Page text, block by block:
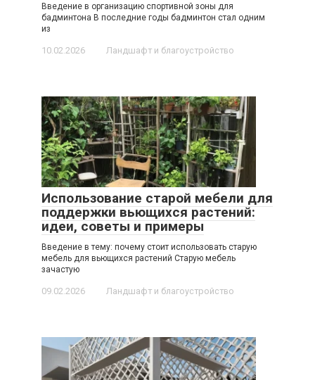
Введение в организацию спортивной зоны для
бадминтона В последние годы бадминтон стал одним
из
10.02.2026 Ландшафт и благоустройство
Использование старой мебели для
поддержки вьющихся растений:
идеи, советы и примеры
Введение в тему: почему стоит использовать старую
мебель для вьющихся растений Старую мебель
зачастую
09.02.2026 Ландшафт и благоустройство